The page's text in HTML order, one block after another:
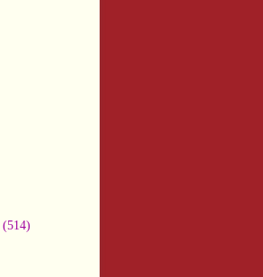
(514)